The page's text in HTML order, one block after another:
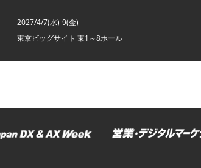
2027/4/7(水)-9(金)
東京ビッグサイト 東1～8ホール